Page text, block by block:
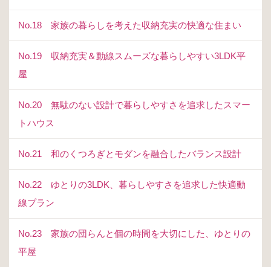
No.18 家族の暮らしを考えた収納充実の快適な住まい
No.19 収納充実＆動線スムーズな暮らしやすい3LDK平
屋
No.20 無駄のない設計で暮らしやすさを追求したスマー
トハウス
No.21 和のくつろぎとモダンを融合したバランス設計
No.22 ゆとりの3LDK、暮らしやすさを追求した快適動
線プラン
No.23 家族の団らんと個の時間を大切にした、ゆとりの
平屋